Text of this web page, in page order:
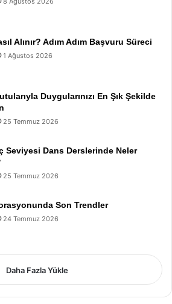
Alınır? Adım Adım Başvuru Süreci
1 Ağustos 2026
Duygularınızı En Şık Şekilde
25 Temmuz 2026
Seviyesi Dans Derslerinde Neler
25 Temmuz 2026
Son Trendler
24 Temmuz 2026
Daha Fazla Yükle